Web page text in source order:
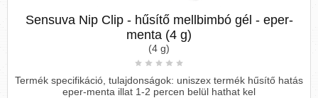
Sensuva Nip Clip - hűsítő mellbimbó gél - eper-
menta (4 g)
(4 g)
Termék specifikáció, tulajdonságok: uniszex termék hűsítő hatás
eper-menta illat 1-2 percen belül hathat kel